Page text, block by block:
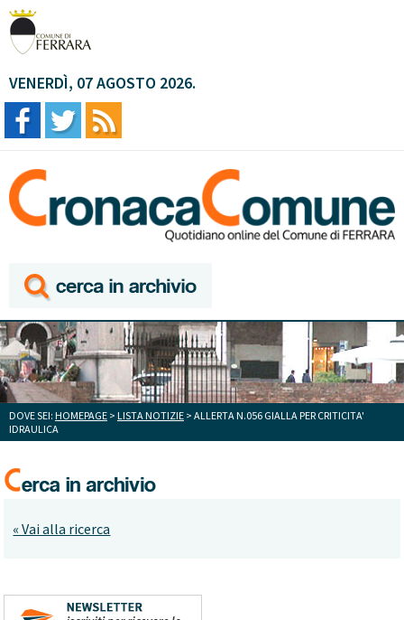
VENERDÌ, 07 AGOSTO 2026.
DOVE SEI: HOMEPAGE > LISTA NOTIZIE > ALLERTA N.056 GIALLA PER CRITICITA'
IDRAULICA
« Vai alla ricerca